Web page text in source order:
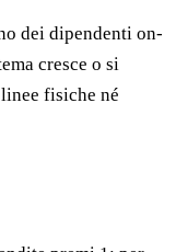
dei dipendenti on-
cresce o si
fisiche né